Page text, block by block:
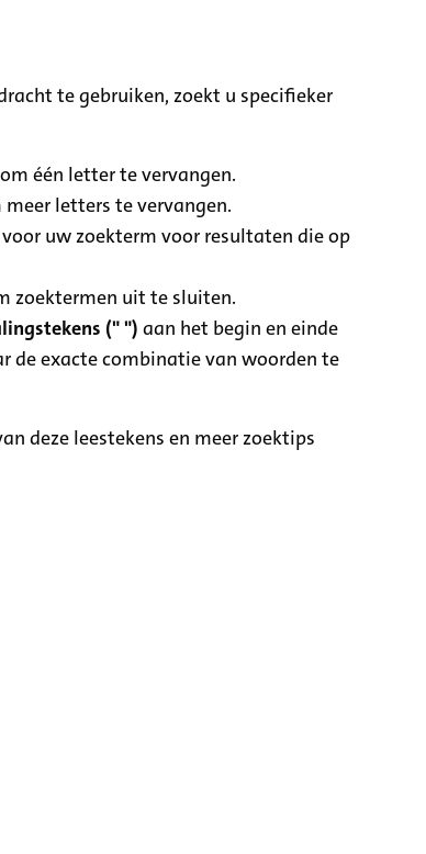
te gebruiken, zoekt u specifieker
om één letter te vervangen.
meer letters te vervangen.
voor uw zoekterm voor resultaten die op
zoektermen uit te sluiten.
(" ") aan het begin en einde
de exacte combinatie van woorden te
deze leestekens en meer zoektips